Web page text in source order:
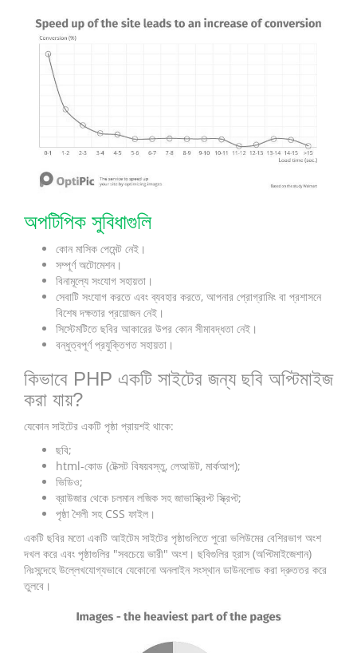
অপটিপিক সুবিধাগুলি
কোন মাসিক পেমেন্ট নেই।
সম্পূর্ণ অটোমেশন।
বিনামূল্যে সংযোগ সহায়তা।
সেবাটি সংযোগ করতে এবং ব্যবহার করতে, আপনার প্রোগ্রামিং বা প্রশাসনে
বিশেষ দক্ষতার প্রয়োজন নেই।
সিস্টেমটিতে ছবির আকারের উপর কোন সীমাবদ্ধতা নেই।
বন্ধুত্বপূর্ণ প্রযুক্তিগত সহায়তা।
কিভাবে PHP একটি সাইটের জন্য ছবি অপ্টিমাইজ
করা যায়?
যেকোন সাইটের একটি পৃষ্ঠা প্রায়শই থাকে:
ছবি;
html-কোড (টেক্সট বিষয়বস্তু, লেআউট, মার্কআপ);
ভিডিও;
ব্রাউজার থেকে চলমান লজিক সহ জাভাস্ক্রিপ্ট স্ক্রিপ্ট;
পৃষ্ঠা শৈলী সহ CSS ফাইল।
একটি ছবির মতো একটি আইটেম সাইটের পৃষ্ঠাগুলিতে পুরো ভলিউমের বেশিরভাগ অংশ
দখল করে এবং পৃষ্ঠাগুলির "সবচেয়ে ভারী" অংশ। ছবিগুলির হ্রাস (অপ্টিমাইজেশান)
নিঃসন্দেহে উল্লেখযোগ্যভাবে যেকোনো অনলাইন সংস্থান ডাউনলোড করা দ্রুততর করে
তুলবে।